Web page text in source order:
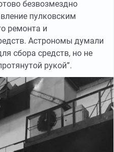
безвозмездно
пулковским
ремонта и
Астрономы думали
сбора средств, но не
рукой”.